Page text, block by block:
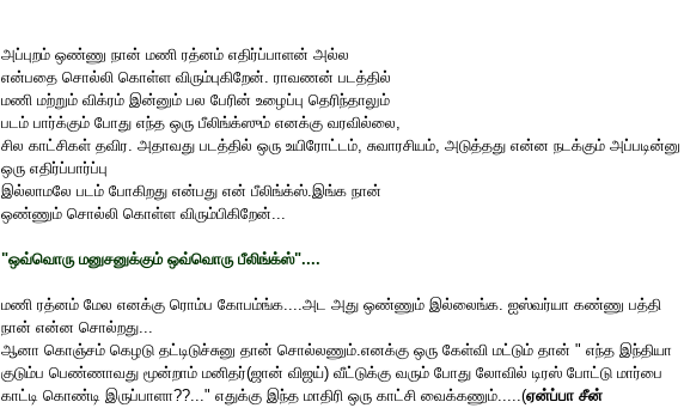
அப்புறம் ஒண்ணு நான் மணி ரத்னம் எதிர்ப்பாளன் அல்ல
என்பதை சொல்லி கொள்ள விரும்புகிறேன். ராவணன் படத்தில்
மணி மற்றும் விக்ரம் இன்னும் பல பேரின் உழைப்பு தெரிந்தாலும்
படம் பார்க்கும் போது எந்த ஒரு பீலிங்க்ஸும் எனக்கு வரவில்லை,
சில காட்சிகள் தவிர. அதாவது படத்தில் ஒரு உயிரோட்டம், சுவாரசியம், அடுத்தது என்ன நடக்கும் அப்படின்னு
ஒரு எதிர்ப்பார்ப்பு
இல்லாமலே படம் போகிறது என்பது என் பீலிங்க்ஸ்.இங்க நான்
ஒண்ணும் சொல்லி கொள்ள விரும்பிகிறேன்...
"ஒவ்வொரு மனுசனுக்கும் ஒவ்வொரு பீலிங்க்ஸ்"....
மணி ரத்னம் மேல எனக்கு ரொம்ப கோபம்ங்க....அட அது ஒண்ணும் இல்லைங்க. ஐஸ்வர்யா கண்ணு பத்தி
நான் என்ன சொல்றது...
ஆனா கொஞ்சம் கெழடு தட்டிடுச்சுனு தான் சொல்லணும்.எனக்கு ஒரு கேள்வி மட்டும் தான் " எந்த இந்தியா
குடும்ப பெண்ணாவது மூன்றாம் மனிதர்(ஜான் விஜய்) வீட்டுக்கு வரும் போது லோவில் டிரஸ் போட்டு மார்பை
காட்டி கொண்டி இருப்பாளா??..." எதுக்கு இந்த மாதிரி ஒரு காட்சி வைக்கணும்.....(ஏன்ப்பா சீன்